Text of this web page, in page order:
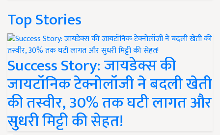
Top Stories
Success Story: जायडेक्स की
जायटॉनिक टेक्नोलॉजी ने बदली खेती
की तस्वीर, 30% तक घटी लागत और
सुधरी मिट्टी की सेहत!